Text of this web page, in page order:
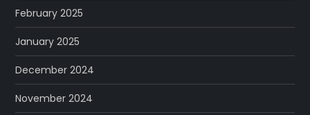
February 2025
January 2025
December 2024
November 2024